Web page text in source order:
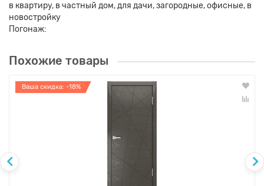
в квартиру, в частный дом, для дачи, загородные, офисные, в
новостройку
Погонаж:
Похожие товары
Ваша скидка: -18%